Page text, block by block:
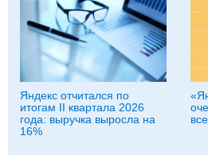
Яндекс отчитался по
итогам II квартала 2026
года: выручка выросла на
16%